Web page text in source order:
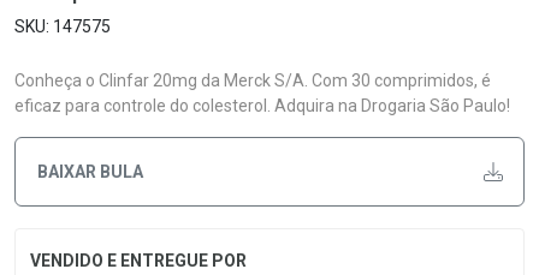
147575
Conheça o Clinfar 20mg da Merck S/A. Com 30 comprimidos, é
eficaz para controle do colesterol. Adquira na Drogaria São Paulo!
BAIXAR BULA